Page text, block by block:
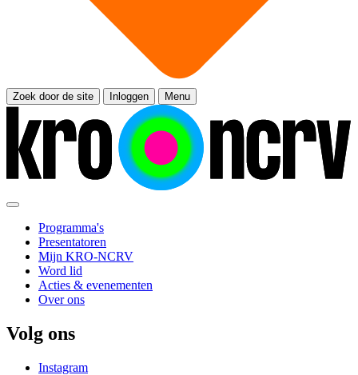
Zoek door de site Inloggen Menu
Programma's
Presentatoren
Mijn KRO-NCRV
Word lid
Acties & evenementen
Over ons
Volg ons
Instagram